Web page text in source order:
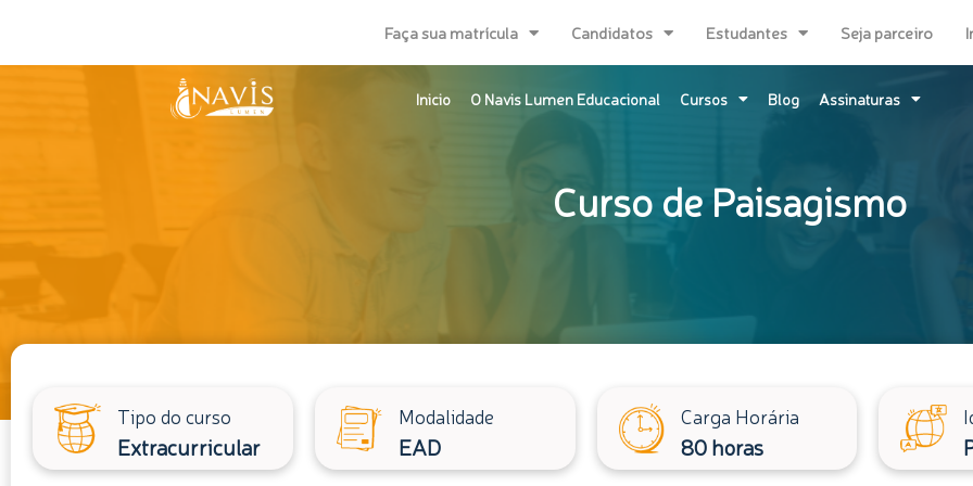
o
Faça sua matrícula Candidatos Estudantes Seja parceiro
Inicio O Navis Lumen Educacional Cursos Blog Assinaturas
Curso de Paisagismo
Tipo do curso
Extracurricular
Modalidade
EAD
Carga Horária
80 horas